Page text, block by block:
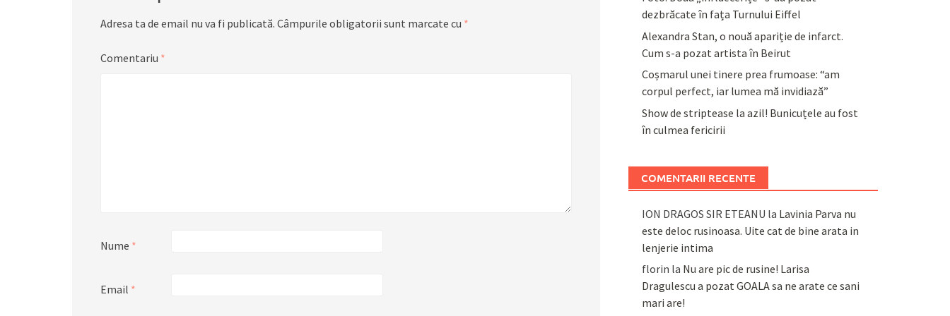
Adresa ta de email nu va fi publicată. Câmpurile obligatorii sunt marcate cu *
Comentariu *
Nume *
Email *
dezbrăcate în fața Turnului Eiffel
Alexandra Stan, o nouă apariție de infarct.
Cum s-a pozat artista în Beirut
Coșmarul unei tinere prea frumoase: “am
corpul perfect, iar lumea mă invidiază”
Show de striptease la azil! Bunicuțele au fost
în culmea fericirii
COMENTARII RECENTE
ION DRAGOS SIR ETEANU la Lavinia Parva nu
este deloc rusinoasa. Uite cat de bine arata in
lenjerie intima
florin la Nu are pic de rusine! Larisa
Dragulescu a pozat GOALA sa ne arate ce sani
mari are!